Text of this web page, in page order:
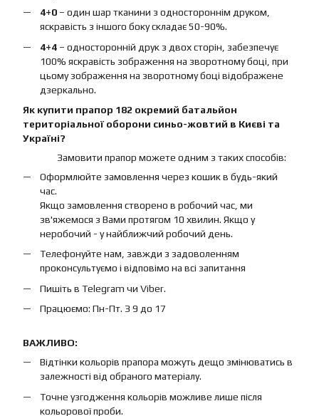
4+0 – один шар тканини з одностороннім друком,
яскравість з іншого боку складає 50-90%.
4+4 – односторонній друк з двох сторін, забезпечує
100% яскравість зображення на зворотному боці, при
цьому зображення на зворотному боці відображене
дзеркально.
Як купити прапор 182 окремий батальйон
територіальної оборони синьо-жовтий в Києві та
Україні?
Замовити прапор можете одним з таких способів:
Оформлюйте замовлення через кошик в будь-який
час.
Якщо замовлення створено в робочий час, ми
зв'яжемося з Вами протягом 10 хвилин. Якщо у
неробочий - у найближчий робочий день.
Телефонуйте нам, завжди з задоволенням
проконсультуємо і відповімо на всі запитання
Пишіть в Telegram чи Viber.
Працюємо: Пн-Пт. З 9 до 17
ВАЖЛИВО:
Відтінки кольорів прапора можуть дещо змінюватись в
залежності від обраного матеріалу.
Точне узгодження кольорів можливе лише після
кольорової проби.